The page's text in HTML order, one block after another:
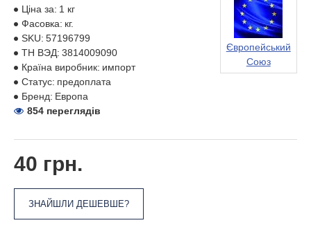
40 грн.
ЗНАЙШЛИ ДЕШЕВШЕ?
Ціна за: 1 кг
Фасовка: кг.
SKU: 57196799
ТН ВЭД: 3814009090
Країна виробник: импорт
Статус: предоплата
Бренд: Европа
Європейський
Союз
854 переглядів